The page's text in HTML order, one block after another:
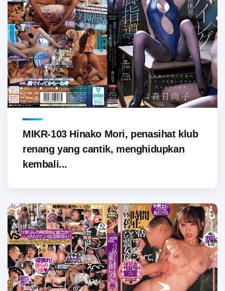
MIKR-103 Hinako Mori, penasihat klub
renang yang cantik, menghidupkan
kembali...